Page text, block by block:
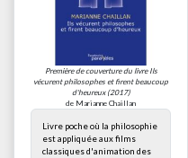
Première de couverture du livre Ils
vécurent philosophes et firent beaucoup
d'heureux(2017)
de Marianne Chaillan
Livre poche où la philosophie
est appliquée aux films
classiques d'animation des